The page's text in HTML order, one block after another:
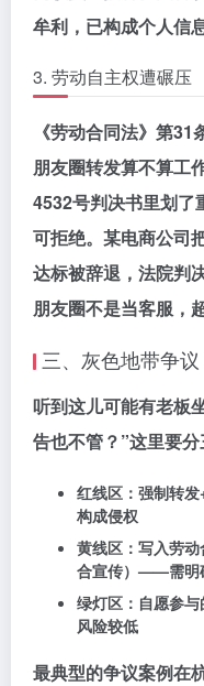
牟利，已构成个人信
3. 劳动自主权遭碾压
《劳动合同法》第31
朋友圈转发算不算工
4532号判决书里划了
可拒绝。某电商公司
达标被辞退，法院
朋友圈不是当客服，
三、灰色地带争
听到这儿可能有老板
告也不管？”这里要分
红线区： 强制转
构成侵权
黄线区： 写入劳
合宣传）——需明
绿灯区： 自愿参
风险较低
最典型的争议案例在